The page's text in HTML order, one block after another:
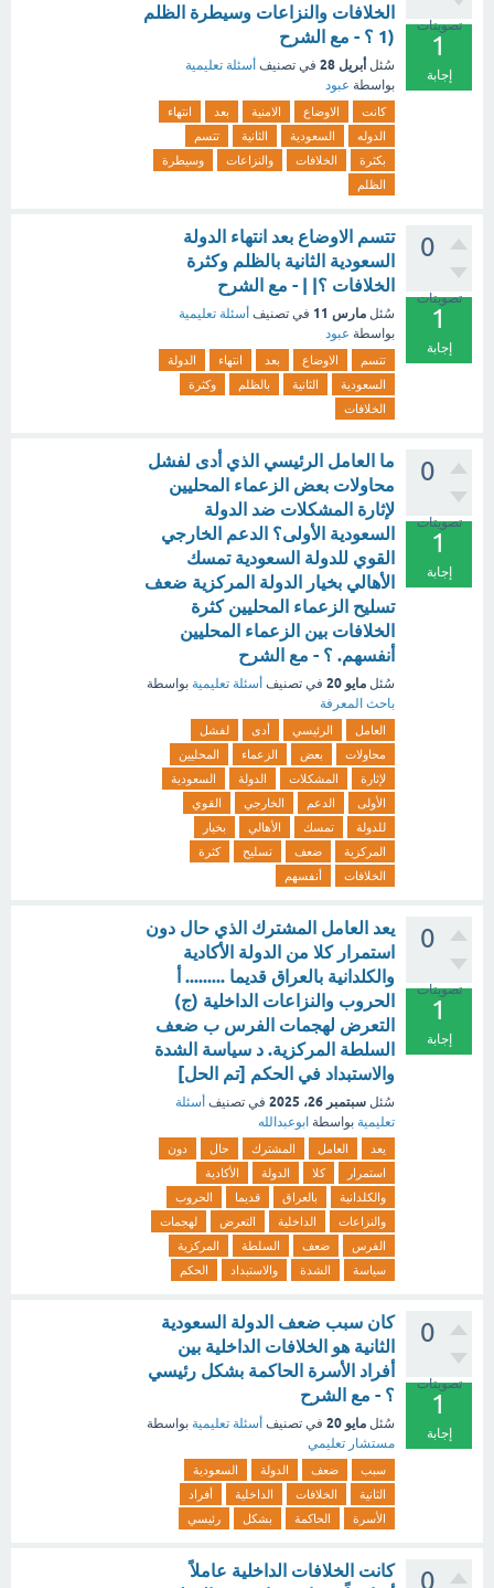
تصويتات
1
إجابة
الخلافات والنزاعات وسيطرة الظلم
(1 ؟ - مع الشرح
سُئل أبريل 28 في تصنيف أسئلة تعليمية
بواسطة عبود
كانت الاوضاع الامنية بعد
انتهاء
الدوله
السعودية الثانية
تتسم
بكثرة
الخلافات والنزاعات
وسيطرة
الظلم
0
تصويتات
1
إجابة
تتسم الاوضاع بعد انتهاء الدولة
السعودية الثانية بالظلم وكثرة
الخلافات ؟| | - مع الشرح
سُئل مارس 11 في تصنيف أسئلة تعليمية
بواسطة عبود
تتسم الاوضاع بعد انتهاء
الدولة
السعودية
الثانية بالظلم
وكثرة
الخلافات
0
تصويتات
1
إجابة
ما العامل الرئيسي الذي أدى لفشل
محاولات بعض الزعماء المحليين
لإثارة المشكلات ضد الدولة
السعودية الأولى؟ الدعم الخارجي
القوي للدولة السعودية تمسك
الأهالي بخيار الدولة المركزية ضعف
تسليح الزعماء المحليين كثرة
الخلافات بين الزعماء المحليين
أنفسهم. ؟ - مع الشرح
سُئل مايو 20 في تصنيف أسئلة تعليمية بواسطة
باحث المعرفة
العامل الرئيسي أدى
لفشل
محاولات
بعض الزعماء
المحليين
لإثارة
المشكلات الدولة
السعودية
الأولى
الدعم الخارجي
القوي
للدولة
تمسك الأهالي
بخيار
المركزية
ضعف تسليح
كثرة
الخلافات
أنفسهم
0
تصويتات
1
إجابة
يعد العامل المشترك الذي حال دون
استمرار كلا من الدولة الأكادية
والكلدانية بالعراق قديما ......... أ
الحروب والنزاعات الداخلية (ج)
التعرض لهجمات الفرس ب ضعف
السلطة المركزية. د سياسة الشدة
والاستبداد في الحكم [تم الحل]
سُئل سبتمبر 26، 2025 في تصنيف أسئلة
تعليمية بواسطة ابوعبدالله
يعد العامل المشترك حال
دون
استمرار
كلا الدولة
الأكادية
والكلدانية
بالعراق قديما
الحروب
والنزاعات
الداخلية التعرض
لهجمات
الفرس
ضعف السلطة
المركزية
سياسة
الشدة والاستبداد الحكم
0
تصويتات
1
إجابة
كان سبب ضعف الدولة السعودية
الثانية هو الخلافات الداخلية بين
أفراد الأسرة الحاكمة بشكل رئيسي
؟ - مع الشرح
سُئل مايو 20 في تصنيف أسئلة تعليمية بواسطة
مستشار تعليمي
سبب ضعف الدولة
السعودية
الثانية
الخلافات الداخلية
أفراد
الأسرة
الحاكمة بشكل رئيسي
0
كانت الخلافات الداخلية عاملاً